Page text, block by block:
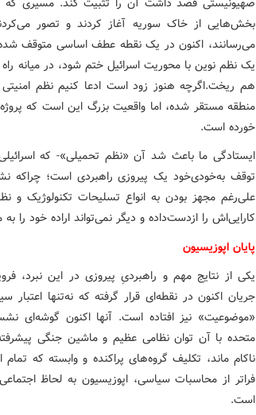
بخش‌هایی از خاک سوریه آغاز کردند و تصور
می‌رسانند، اکنون در یک نقطه عطف اساسی متوقف
یک نظم نوین با محوریت اسرائیل ختم شود، در میانه
هم ریخت.اگرچه هنوز زود است ادعا کنیم نظم
منطقه مستقر شده، اما واقعیت بزرگ این است که
خورده است.
ایستادگی ما باعث شد آن «نظم تحمیلی»- که
توقف به‌خودی‌خود یک پیروزی راهبردی است؛ چراکه
علی‌رغم مجهز بودن به انواع تسلیحات تکنولوژیک و
کارایی‌اش را ازدست‌داده و دیگر نمی‌تواند اراده خود را
پایان اپوزیسیون
یکی از نتایج مهم و راهبردیِ پیروزی در این نبرد،
جریان اکنون در نقطه‌ای قرار گرفته که نه‌تنها اعتبار
«موضوعیت» نیز افتاده است. آنها اکنون گوشه‌ای
متحده با آن توان نظامی عظیم و ماشین جنگی
ناکام ماند، تکلیف گروه‌های پراکنده و وابسته که
فراتر از محاسبات سیاسی، اپوزیسیون به لحاظ
است.